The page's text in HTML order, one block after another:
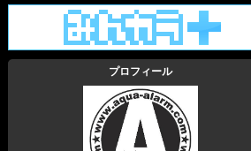
プロフィール